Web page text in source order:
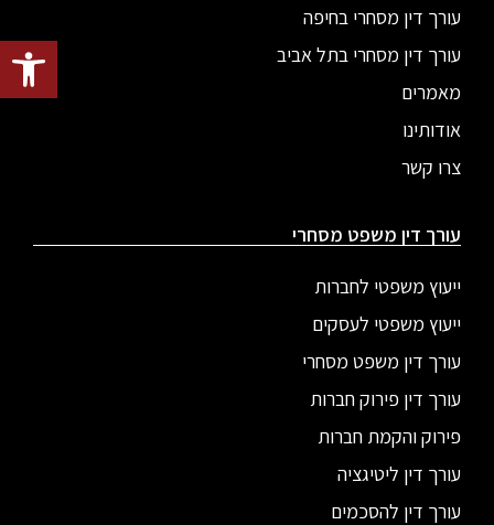
פתח
עורך דין מסחרי בחיפה
עורך דין מסחרי בתל אביב
מאמרים
אודותינו
צרו קשר
עורך דין משפט מסחרי
ייעוץ משפטי לחברות
ייעוץ משפטי לעסקים
עורך דין משפט מסחרי
עורך דין פירוק חברות
פירוק והקמת חברות
עורך דין ליטיגציה
עורך דין להסכמים